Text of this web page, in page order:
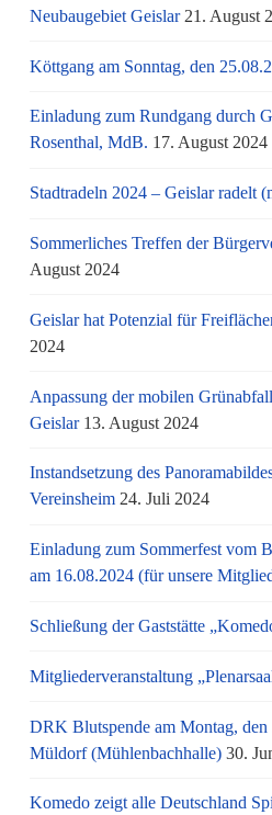
Neubaugebiet Geislar 21. August
Köttgang am Sonntag, den
Einladung zum Rundgang durch
Rosenthal, MdB. 17. August 2024
Stadtradeln 2024 – Geislar radelt
Sommerliches Treffen der
August 2024
Geislar hat Potenzial für
2024
Anpassung der mobilen
Geislar 13. August 2024
Instandsetzung des
Vereinsheim 24. Juli 2024
Einladung zum Sommerfest vom
am 16.08.2024 (für unsere
Schließung der Gaststätte
Mitgliederveranstaltung
DRK Blutspende am Montag,
Müldorf (Mühlenbachhalle) 30.
Komedo zeigt alle Deutschland